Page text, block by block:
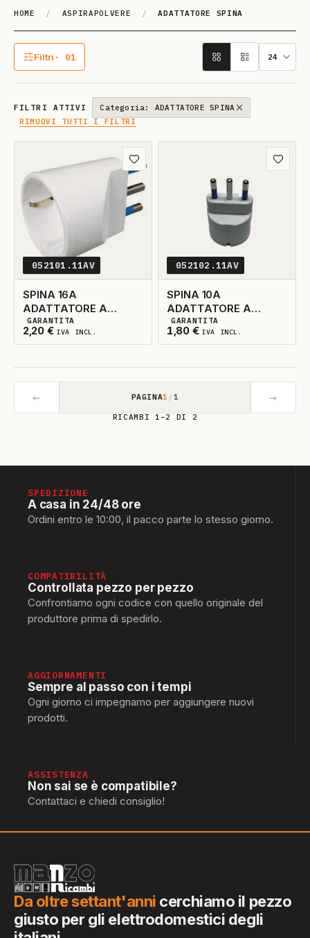
HOME / ASPIRAPOLVERE / ADATTATORE SPINA
A­DATTA­TO­RE SPI­NA
Filtri · 01
1 filtro attivo
FILTRI ATTIVI
Categoria: ADATTATORE SPINA
RIMUOVI TUTTI I FILTRI
Aggiungi ai preferiti
052101.11AV
SPINA 16A
ADATTATORE A
SCHUKO
2,20 € IVA INCL.
2DISPONIBILI
GARANTITA
052102.11AV
SPINA 10A
ADATTATORE A
SCHUKO
1,80 € IVA INCL.
2DISPONIBILI
GARANTITA
← PAGINA1 /1 →
RICAMBI 1–2 DI 2
SPEDIZIONE
A casa in 24/48 ore
Ordini entro le 10:00, il pacco parte lo stesso giorno.
COMPATIBILITÀ
Controllata pezzo per pezzo
Confrontiamo ogni codice con quello originale del
produttore prima di spedirlo.
AGGIORNAMENTI
Sempre al passo con i tempi
Ogni giorno ci impegnamo per aggiungere nuovi
prodotti.
ASSISTENZA
Non sai se è compatibile?
Contattaci e chiedi consiglio!
Da oltre settant'anni cerchiamo il pezzo
giusto per gli elettrodomestici degli